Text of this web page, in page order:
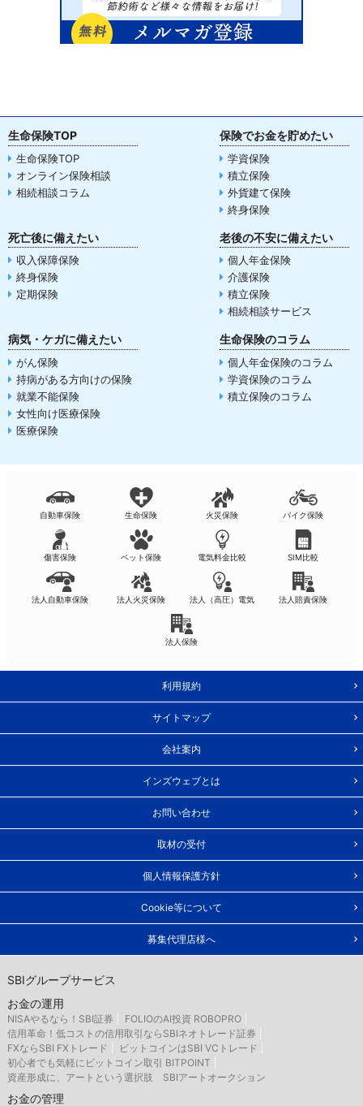
生命保険TOP
生命保険TOP
オンライン保険相談
相続相談コラム
保険でお金を貯めたい
学資保険
積立保険
外貨建て保険
終身保険
死亡後に備えたい
収入保障保険
終身保険
定期保険
老後の不安に備えたい
個人年金保険
介護保険
積立保険
相続相談サービス
病気・ケガに備えたい
がん保険
持病がある方向けの保険
就業不能保険
女性向け医療保険
医療保険
生命保険のコラム
個人年金保険のコラム
学資保険のコラム
積立保険のコラム
自動車保険 生命保険 火災保険 バイク保険
傷害保険 ペット保険 電気料金比較 SIM比較
法人自動車保険 法人火災保険 法人（高圧）電気 法人賠責保険
法人保険
利用規約
サイトマップ
会社案内
インズウェブとは
お問い合わせ
取材の受付
個人情報保護方針
Cookie等について
募集代理店様へ
SBIグループサービス
お金の運用
NISAやるなら！SBI証券
FOLIOのAI投資 ROBOPRO
信用革命！低コストの信用取引ならSBIネオトレード証券
FXならSBI FXトレード
ビットコインはSBI VCトレード
初心者でも気軽にビットコイン取引 BITPOINT
資産形成に、アートという選択肢 SBIアートオークション
お金の管理